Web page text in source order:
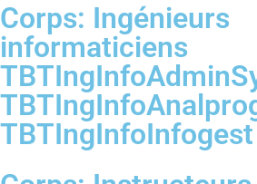
Corps: Ingénieurs
informaticiens
TBTIngInfoInfogest